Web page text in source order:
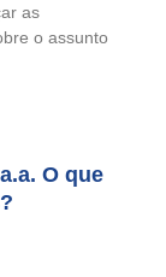
as
o assunto
O que